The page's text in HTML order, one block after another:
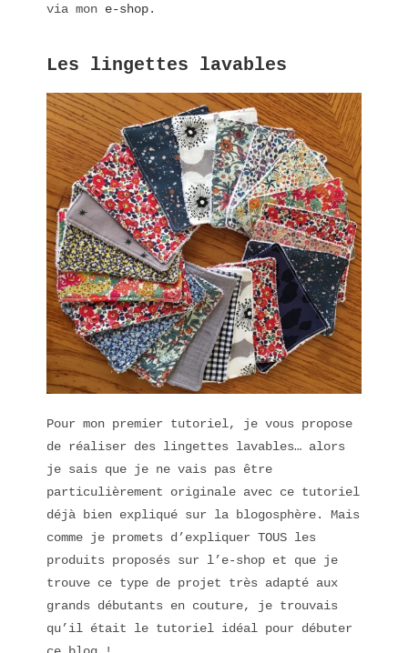
via mon e-shop.
Les lingettes lavables
Pour mon premier tutoriel, je vous propose
de réaliser des lingettes lavables… alors
je sais que je ne vais pas être
particulièrement originale avec ce tutoriel
déjà bien expliqué sur la blogosphère. Mais
comme je promets d’expliquer TOUS les
produits proposés sur l’e-shop et que je
trouve ce type de projet très adapté aux
grands débutants en couture, je trouvais
qu’il était le tutoriel idéal pour débuter